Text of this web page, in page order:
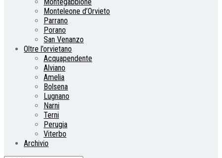
Monteleone d’Orvieto
Parrano
Porano
San Venanzo
Oltre l’orvietano
Acquapendente
Alviano
Amelia
Bolsena
Lugnano
Narni
Terni
Perugia
Viterbo
Archivio